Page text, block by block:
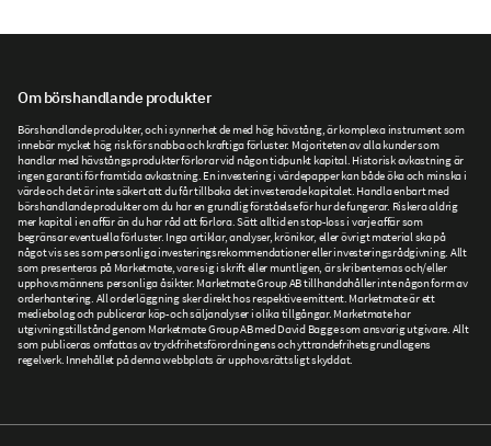
Om börshandlande produkter
Börshandlande produkter, och i synnerhet de med hög hävstång, är komplexa instrument som
innebär mycket hög risk för snabba och kraftiga förluster. Majoriteten av alla kunder som
handlar med hävstångsprodukter förlorar vid någon tidpunkt kapital. Historisk avkastning är
ingen garanti för framtida avkastning. En investering i värdepapper kan både öka och minska i
värde och det är inte säkert att du får tillbaka det investerade kapitalet. Handla enbart med
börshandlande produkter om du har en grundlig förståelse för hur de fungerar. Riskera aldrig
mer kapital i en affär än du har råd att förlora. Sätt alltid en stop-loss i varje affär som
begränsar eventuella förluster. Inga artiklar, analyser, krönikor, eller övrigt material ska på
något vis ses som personliga investeringsrekommendationer eller investeringsrådgivning. Allt
som presenteras på Marketmate, vare sig i skrift eller muntligen, är skribenternas och/eller
upphovsmännens personliga åsikter. Marketmate Group AB tillhandahåller inte någon form av
orderhantering. All orderläggning sker direkt hos respektive emittent. Marketmate är ett
mediebolag och publicerar köp- och säljanalyser i olika tillgångar. Marketmate har
utgivningstillstånd genom Marketmate Group AB med David Bagge som ansvarig utgivare. Allt
som publiceras omfattas av tryckfrihetsförordningens och yttrandefrihetsgrundlagens
regelverk. Innehållet på denna webbplats är upphovsrättsligt skyddat.